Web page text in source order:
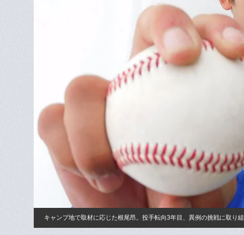
キャンプ地で取材に応じた根尾昂。投手転向3年目、異例の挑戦に取り